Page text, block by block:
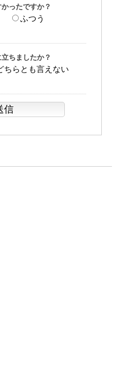
ったですか？
ふつう
ちましたか？
ちらとも言えない